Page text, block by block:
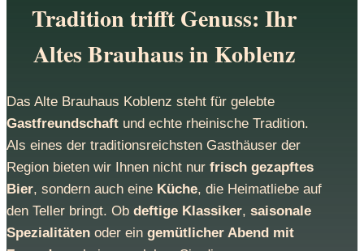
Tradition trifft Genuss: Ihr
Altes Brauhaus in Koblenz
Das Alte Brauhaus Koblenz steht für gelebte
Gastfreundschaft und echte rheinische Tradition.
Als eines der traditionsreichsten Gasthäuser der
Region bieten wir Ihnen nicht nur frisch gezapftes
Bier, sondern auch eine Küche, die Heimatliebe auf
den Teller bringt. Ob deftige Klassiker, saisonale
Spezialitäten oder ein gemütlicher Abend mit